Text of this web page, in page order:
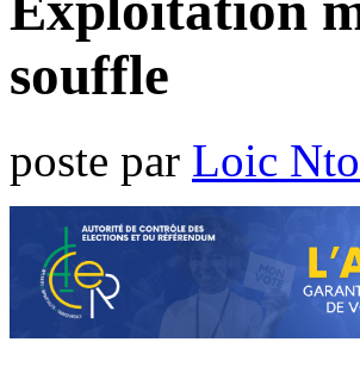
souffle
poste par Loic